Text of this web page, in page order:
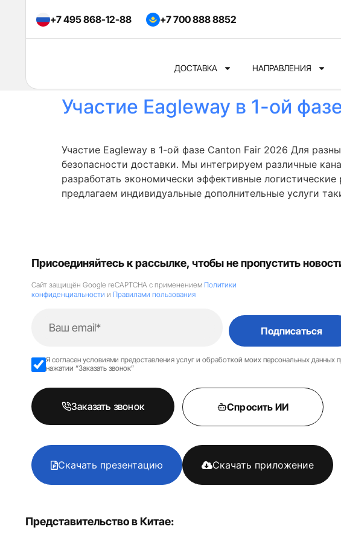
+7 495 868-12-88 +7 700 888 8852
ДОСТАВКА НАПРАВЛЕНИЯ
Участие Eagleway в 1-ой
Участие Eagleway в 1-ой фазе Canton Fair 2026 Для
безопасности доставки. Мы интегрируем различные
разработать экономически эффективные
предлагаем индивидуальные дополнительные услуги
Присоединяйтесь к рассылке, чтобы не пропустить
Сайт защищён Google reCAPTCHA с применением Политики
конфиденциальности и Правилами пользования
Я согласен условиями предоставления услуг и обработкой моих персональных данных
нажатии “Заказать звонок”
Подписаться
Заказать звонок Спросить ИИ
Скачать презентацию Скачать приложение
Представительство в Китае: